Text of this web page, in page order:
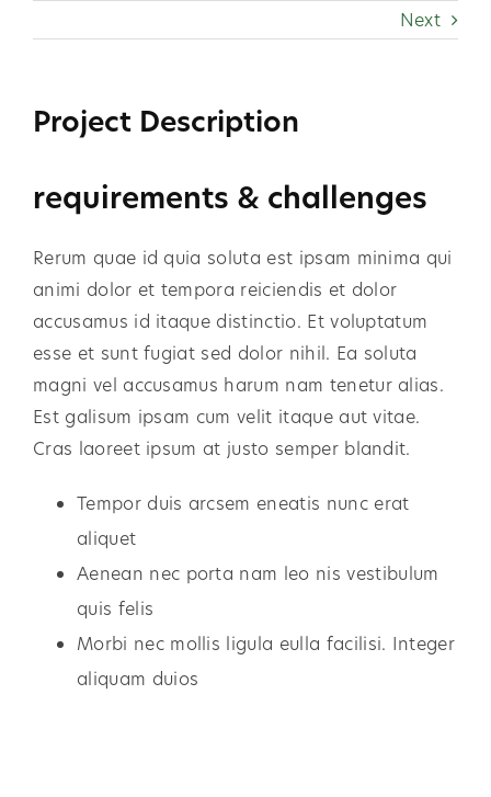
Next
Project Description
requirements & challenges
Rerum quae id quia soluta est ipsam minima qui
animi dolor et tempora reiciendis et dolor
accusamus id itaque distinctio. Et voluptatum
esse et sunt fugiat sed dolor nihil. Ea soluta
magni vel accusamus harum nam tenetur alias.
Est galisum ipsam cum velit itaque aut vitae.
Cras laoreet ipsum at justo semper blandit.
Tempor duis arcsem eneatis nunc erat
aliquet
Aenean nec porta nam leo nis vestibulum
quis felis
Morbi nec mollis ligula eulla facilisi. Integer
aliquam duios